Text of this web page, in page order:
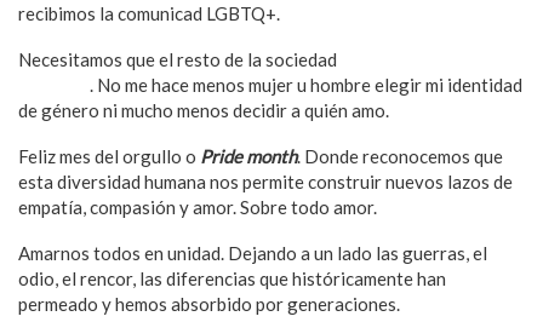
recibimos la comunicad LGBTQ+.
Necesitamos que el resto de la sociedad
. No me hace menos mujer u hombre elegir mi identidad
de género ni mucho menos decidir a quién amo.
Feliz mes del orgullo o Pride month. Donde reconocemos que
esta diversidad humana nos permite construir nuevos lazos de
empatía, compasión y amor. Sobre todo amor.
Amarnos todos en unidad. Dejando a un lado las guerras, el
odio, el rencor, las diferencias que históricamente han
permeado y hemos absorbido por generaciones.